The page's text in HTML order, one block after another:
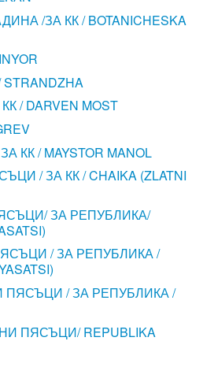
/ЗА КК / BOTANICHESKA
/ DARVEN MOST
/ MAYSTOR MANOL
/ ЗА КК / CHAIKA (ZLATNI
ЗА РЕПУБЛИКА/
/ ЗА РЕПУБЛИКА /
ПЯСЪЦИ / ЗА РЕПУБЛИКА /
ПЯСЪЦИ/ REPUBLIKA